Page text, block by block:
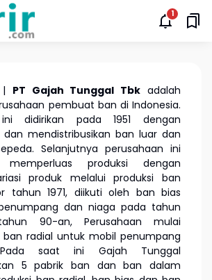
| PT Gajah Tunggal Tbk adalah
pembuat ban di Indonesia.
ini didirikan pada 1951 dengan
dan mendistribusikan ban luar dan
Selanjutnya perusahaan ini
memperluas produksi dengan
produk melalui produksi ban
tahun 1971, diikuti oleh ban bias
dan niaga pada tahun
90-an, Perusahaan mulai
ban radial untuk mobil penumpang
saat ini Gajah Tunggal
5 pabrik ban dan ban dalam